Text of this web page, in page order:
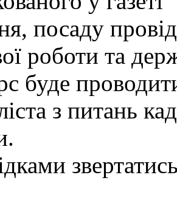
посаду
роботи та
буде
з питань